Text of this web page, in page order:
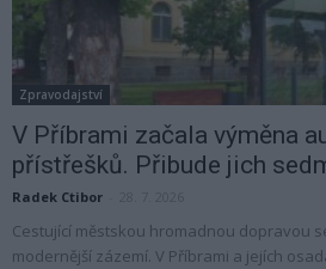
Zpravodajství
V Příbrami začala výměna
přístřešků. Přibude jich
Radek Ctibor
Cestující městskou hromadnou dopravou
modernější zázemí. V Příbrami a jejích